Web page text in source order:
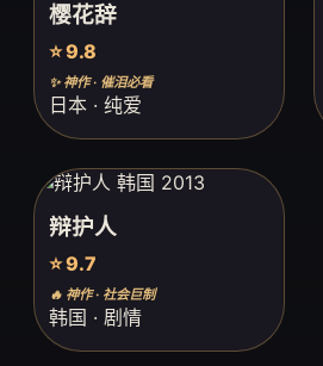
樱花辞
⭐ 9.8
✨ 神作 · 催泪必看
日本 · 纯爱
辩护人
⭐ 9.7
🔥 神作 · 社会巨制
韩国 · 剧情